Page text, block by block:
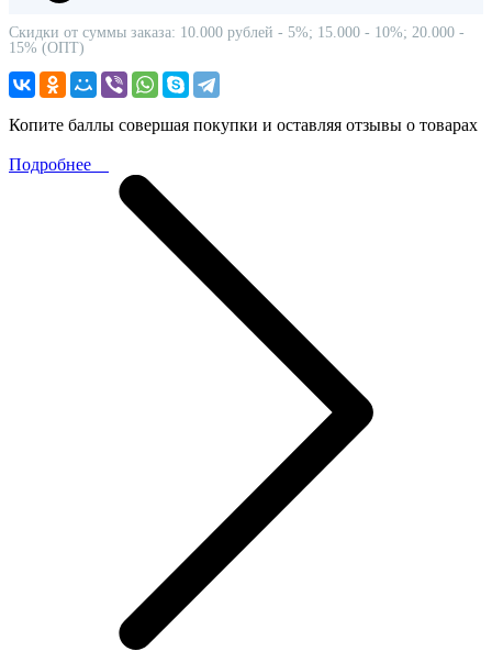
Скидки от суммы заказа: 10.000 рублей - 5%; 15.000 - 10%; 20.000 -
15% (ОПТ)
Копите баллы совершая покупки и оставляя отзывы о товарах
Подробнее